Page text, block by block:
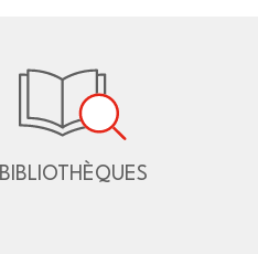
BIBLIOTHÈQUES